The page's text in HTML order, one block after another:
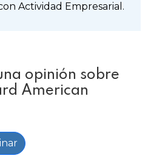
Actividad Empresarial.
opinión sobre
American